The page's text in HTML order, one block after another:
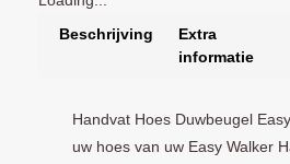
Beschrijving
Extra
informatie
Handvat Hoes Duwbeugel
uw hoes van uw Easy Walker